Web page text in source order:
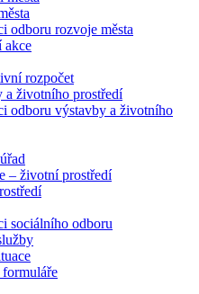
odboru rozvoje města
akce
rozpočet
a životního prostředí
odboru výstavby a životního
– životní prostředí
sociálního odboru
formuláře